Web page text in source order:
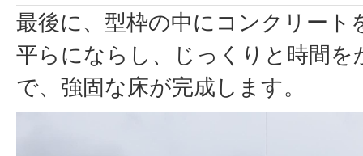
最後に、型枠の中にコンクリート
平らにならし、じっくりと時間
で、強固な床が完成します。